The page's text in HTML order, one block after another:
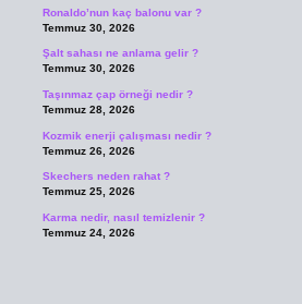
Ronaldo’nun kaç balonu var ?
Temmuz 30, 2026
Şalt sahası ne anlama gelir ?
Temmuz 30, 2026
Taşınmaz çap örneği nedir ?
Temmuz 28, 2026
Kozmik enerji çalışması nedir ?
Temmuz 26, 2026
Skechers neden rahat ?
Temmuz 25, 2026
Karma nedir, nasıl temizlenir ?
Temmuz 24, 2026